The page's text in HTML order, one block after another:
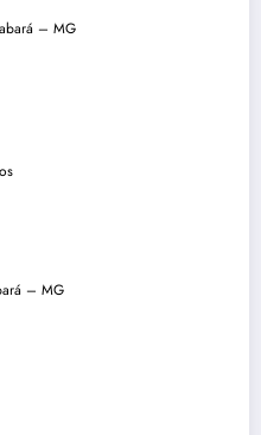
– MG
– MG